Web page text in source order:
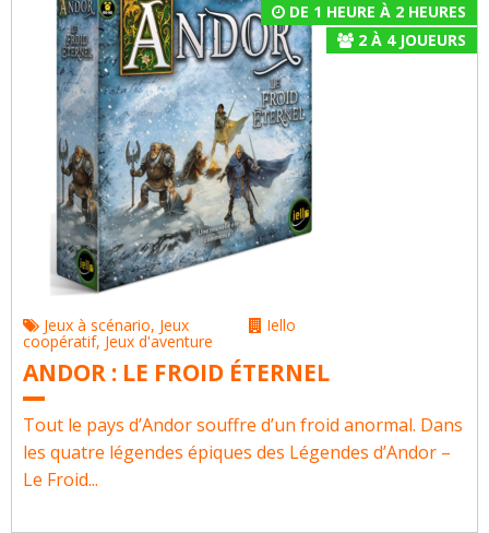
DE 1 HEURE À 2 HEURES
2À 4JOUEURS
Jeux à scénario, Jeux
coopératif, Jeux d'aventure
Iello
ANDOR : LE FROID ÉTERNEL
Tout le pays d’Andor souffre d’un froid anormal. Dans
les quatre légendes épiques des Légendes d’Andor –
Le Froid...